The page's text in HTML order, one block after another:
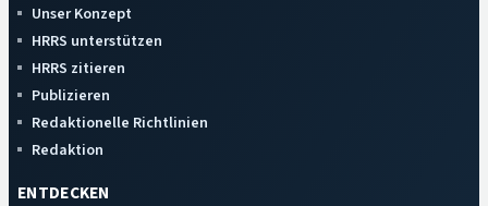
Unser Konzept
HRRS unterstützen
HRRS zitieren
Publizieren
Redaktionelle Richtlinien
Redaktion
ENTDECKEN